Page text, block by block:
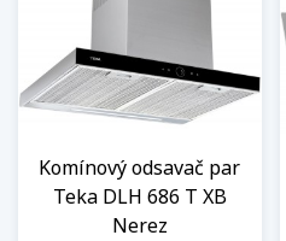
Komínový odsavač par
Teka DLH 686 T XB
Nerez